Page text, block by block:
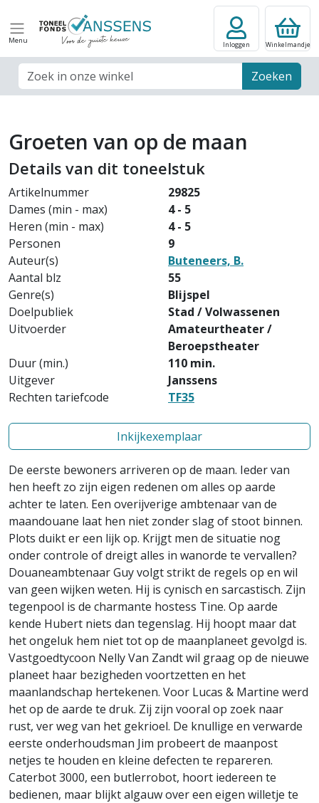
Menu
Zoek veld Zoeken
Inloggen Winkelmandje
Groeten van op de maan
Details van dit toneelstuk
Artikelnummer
29825
Dames (min - max)
4 - 5
Heren (min - max)
4 - 5
Personen
9
Auteur(s)
Buteneers, B.
Aantal blz
55
Genre(s)
Blijspel
Doelpubliek
Stad / Volwassenen
Uitvoerder
Amateurtheater /
Beroepstheater
Duur (min.)
110 min.
Uitgever
Janssens
Rechten tariefcode
TF35
Inkijkexemplaar
De eerste bewoners arriveren op de maan. Ieder van
hen heeft zo zijn eigen redenen om alles op aarde
achter te laten. Een overijverige ambtenaar van de
maandouane laat hen niet zonder slag of stoot binnen.
Plots duikt er een lijk op. Krijgt men de situatie nog
onder controle of dreigt alles in wanorde te vervallen?
Douaneambtenaar Guy volgt strikt de regels op en wil
van geen wijken weten. Hij is cynisch en sarcastisch. Zijn
tegenpool is de charmante hostess Tine. Op aarde
kende Hubert niets dan tegenslag. Hij hoopt maar dat
het ongeluk hem niet tot op de maanplaneet gevolgd is.
Vastgoedtycoon Nelly Van Zandt wil graag op de nieuwe
planeet haar bezigheden voortzetten en het
maanlandschap hertekenen. Voor Lucas & Martine werd
het op de aarde te druk. Zij zijn vooral op zoek naar
rust, ver weg van het gekrioel. De knullige en verwarde
eerste onderhoudsman Jim probeert de maanpost
netjes te houden en kleine defecten te repareren.
Caterbot 3000, een butlerrobot, hoort iedereen te
bedienen, maar blijkt algauw over een eigen willetje te